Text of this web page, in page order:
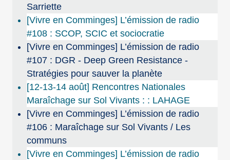
Sarriette
[Vivre en Comminges] L’émission de radio
#108 : SCOP, SCIC et sociocratie
[Vivre en Comminges] L’émission de radio
#107 : DGR - Deep Green Resistance -
Stratégies pour sauver la planète
[12-13-14 août] Rencontres Nationales
Maraîchage sur Sol Vivants : : LAHAGE
[Vivre en Comminges] L’émission de radio
#106 : Maraîchage sur Sol Vivants / Les
communs
[Vivre en Comminges] L’émission de radio